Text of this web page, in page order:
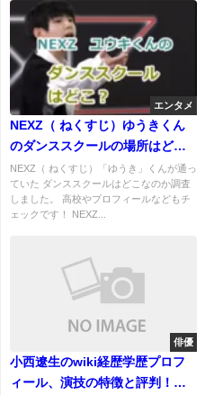
エンタメ
NEXZ（ ねくすじ）ゆうきくん
のダンススクールの場所はど
こ？高校やプロフィールなど
も！
NEXZ（ ねくすじ）「ゆうき」くんが通っ
ていた ダンススクールはどこなのか調査
しました。 高校やプロフィールなどもチ
ェックです！ NEXZ...
俳優
小西遼生のwiki経歴学歴プロフ
ィール、演技の特徴と評判！結